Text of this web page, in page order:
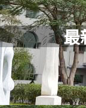
Open
關於本院
Open
學院成員
學術單位
Open
國際交流
最